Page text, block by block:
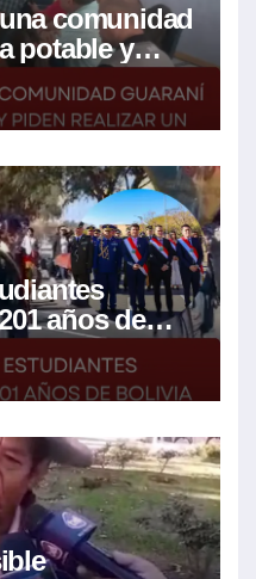
comunidad
potable y
para
años de
de un